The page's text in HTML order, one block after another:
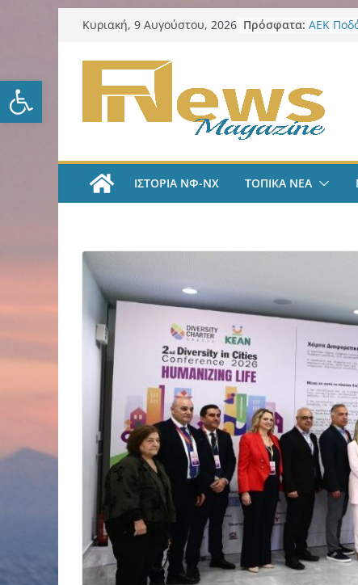
Ανοίξτε τη γραμμή εργαλείων
Μετάβαση
περιεχόμενο
Κυριακή, 9 Αυγούστου, 2026 Πρόσφατα: ΑΕΚ
2026:
ευρώ
ΙΣΤΟΡΙΑ ΝΦ-ΝΧ ΤΟΠΙΚΑ ΝΕΑ